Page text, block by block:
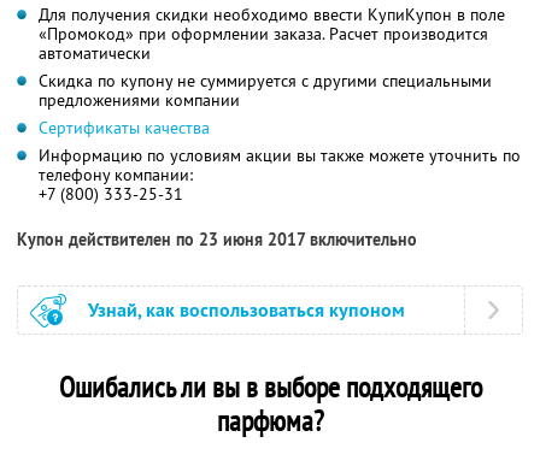
Для получения скидки необходимо ввести КупиКупон в поле
«Промокод» при оформлении заказа. Расчет производится
автоматически
Скидка по купону не суммируется с другими специальными
предложениями компании
Сертификаты качества
Информацию по условиям акции вы также можете уточнить по
телефону компании:
+7 (800) 333-25-31
Купон действителен по 23 июня 2017 включительно
Узнай, как воспользоваться купоном
Ошибались ли вы в выборе подходящего
парфюма?